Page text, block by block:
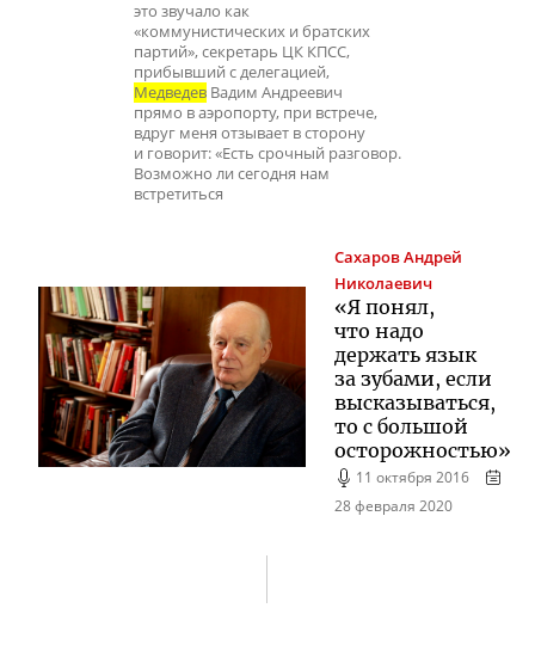
это звучало как
«коммунистических и братских
партий», секретарь ЦК КПСС,
прибывший с делегацией,
Медведев Вадим Андреевич
прямо в аэропорту, при встрече,
вдруг меня отзывает в сторону
и говорит: «Есть срочный разговор.
Возможно ли сегодня нам
встретиться
СахаровАндрей
Николаевич
«Я понял,
что надо
держать язык
за зубами, если
высказываться,
то с большой
осторожностью»
11 октября 2016
28 февраля 2020